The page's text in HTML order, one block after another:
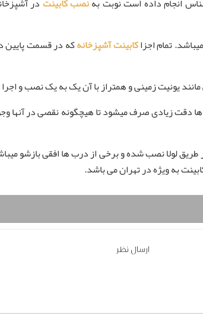
کابینت آشپزخانهکه در قسمت پایین
زیادی صرف میشود تا هیچگونه نقصی در آنها
لولا نصب شده و برخی از درب ها افقی بازشو
به ویژه در تهران می باشد.
ارسال نظر